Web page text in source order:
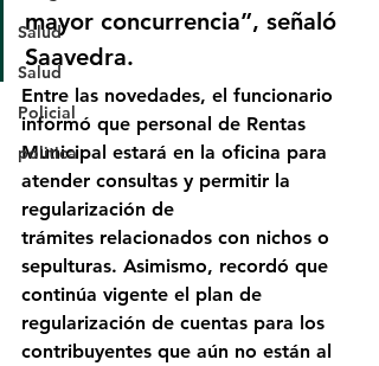
Salud
Salud
Policial
politica
mayor concurrencia”, señaló
Saavedra.
Entre las novedades, el funcionario
informó que personal de Rentas
Municipal estará en la oficina para
atender consultas y permitir la
regularización de
trámites relacionados con nichos o
sepulturas. Asimismo, recordó que
continúa vigente el plan de
regularización de cuentas para los
contribuyentes que aún no están al